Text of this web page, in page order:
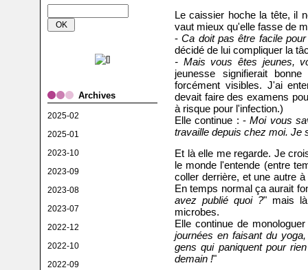
Archives
2025-02
2025-01
2023-10
2023-09
2023-08
2023-07
2022-12
2022-10
2022-09
Le caissier hoche la tête, il
vaut mieux qu'elle fasse de
-Ca doit pas être facile
décidé de lui compliquer la
- Mais vous êtes jeunes,
jeunesse signifierait
forcément visibles. J'ai
devait faire des examens
à risque pour l'infection.)
Elle continue : -Moi vous
travaille depuis chez moi. Je
Et là elle me regarde. Je
le monde l'entende (entre
coller derrière, et une autre
En temps normal ça aurait
avez publié quoi ?" mais
microbes.
Elle continue de
journées en faisant du
gens qui paniquent pour
demain !"